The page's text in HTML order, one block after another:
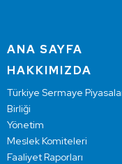
ANA SAYFA
HAKKIMIZDA
Türkiye Sermaye
Birliği
Yönetim
Meslek Komiteleri
Faaliyet Raporları